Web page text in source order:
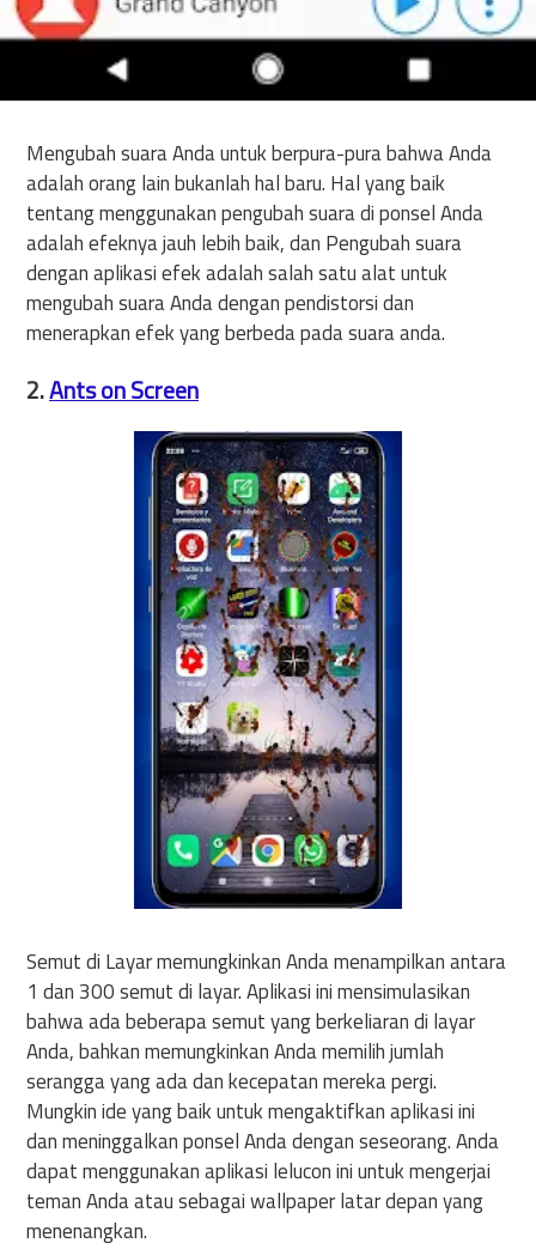
Mengubah suara Anda untuk berpura-pura bahwa Anda
adalah orang lain bukanlah hal baru. Hal yang baik
tentang menggunakan pengubah suara di ponsel Anda
adalah efeknya jauh lebih baik, dan Pengubah suara
dengan aplikasi efek adalah salah satu alat untuk
mengubah suara Anda dengan pendistorsi dan
menerapkan efek yang berbeda pada suara anda.
2.Ants on Screen
Semut di Layar memungkinkan Anda menampilkan antara
1 dan 300 semut di layar. Aplikasi ini mensimulasikan
bahwa ada beberapa semut yang berkeliaran di layar
Anda, bahkan memungkinkan Anda memilih jumlah
serangga yang ada dan kecepatan mereka pergi.
Mungkin ide yang baik untuk mengaktifkan aplikasi ini
dan meninggalkan ponsel Anda dengan seseorang. Anda
dapat menggunakan aplikasi lelucon ini untuk mengerjai
teman Anda atau sebagai wallpaper latar depan yang
menenangkan.